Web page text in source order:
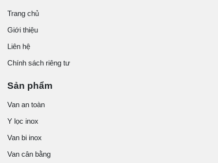
Trang chủ
Giới thiệu
Liên hệ
Chính sách riêng tư
Sản phẩm
Van an toàn
Y lọc inox
Van bi inox
Van cân bằng